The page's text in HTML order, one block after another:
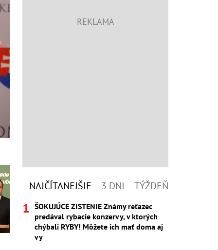
NAJČÍTANEJŠIE 3 DNI TÝŽDEŇ
ŠOKUJÚCE ZISTENIE Známy reťazec
predával rybacie konzervy, v ktorých
chýbali RYBY! Môžete ich mať doma aj
vy